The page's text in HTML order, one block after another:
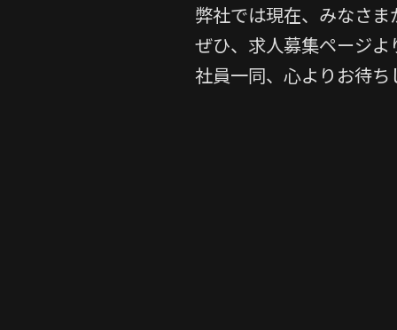
弊社では現在、みなさ
ぜひ、求人募集ページ
社員一同、心よりお待ち